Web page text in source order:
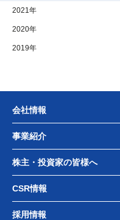
2021年
2020年
2019年
会社情報
事業紹介
株主・投資家の皆様へ
CSR情報
採用情報